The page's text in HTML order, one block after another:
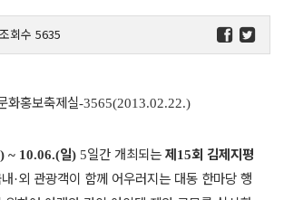
조회수 5635
화홍보축제실-3565(2013.02.22.)
) ~ 10.06.(일) 5일간 개최되는제15회 김제지평
·외 관광객이 함께 어우러지는 대동 한마당 행